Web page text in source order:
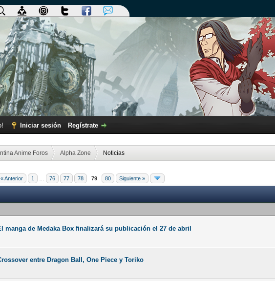
Iniciar sesión Regístrate
Anime Foros Alpha Zone Noticias
« Anterior 1 76 77 78 79 80 Siguiente »
manga de Medaka Box finalizará su publicación el 27 de abril
entre Dragon Ball, One Piece y Toriko